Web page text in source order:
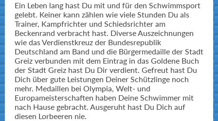
Ein Leben lang hast Du mit und für den Schwimmsport
gelebt. Keiner kann zählen wie viele Stunden Du als
Trainer, Kampfrichter und Schiedsrichter am
Beckenrand verbracht hast. Diverse Auszeichnungen
wie das Verdienstkreuz der Bundesrepublik
Deutschland am Band und die Bürgermedaille der Stadt
Greiz verbunden mit dem Eintrag in das Goldene Buch
der Stadt Greiz hast Du Dir verdient. Gefreut hast Du
Dich über gute Leistungen Deiner Schützlinge noch
mehr. Medaillen bei Olympia, Welt- und
Europameisterschaften haben Deine Schwimmer mit
nach Hause gebracht. Ausgeruht hast Du Dich auf
diesen Lorbeeren nie.